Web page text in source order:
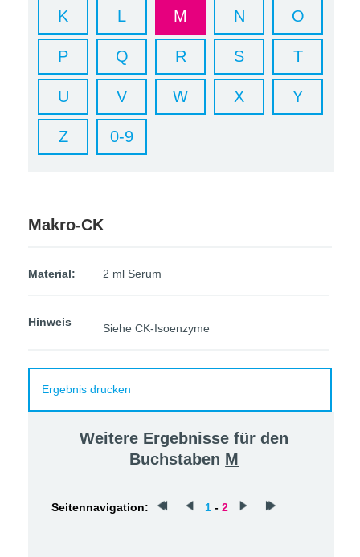
K L M N O
P Q R S T
U V W X Y
Z 0-9
Makro-CK
Material: 2 ml Serum
Hinweis Siehe CK-Isoenzyme
Ergebnis drucken
Weitere Ergebnisse für den
Buchstaben M
Seitennavigation: 1 - 2